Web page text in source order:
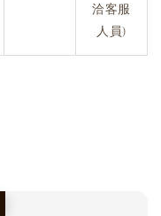
洽客服
人員)